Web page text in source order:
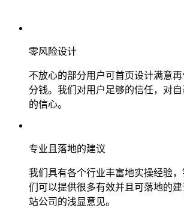
零风险设计
不放心的部分用户可首页设计满意
分钱。我们对用户足够的信任，对
的信心。
专业且落地的建议
我们具有各个行业丰富地实操经验
们可以提供很多有效并且可落地的
站公司的浅显意见。